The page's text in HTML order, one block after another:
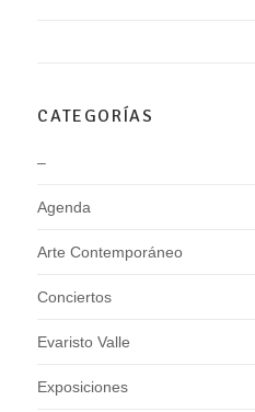
CATEGORÍAS
–
Agenda
Arte Contemporáneo
Conciertos
Evaristo Valle
Exposiciones